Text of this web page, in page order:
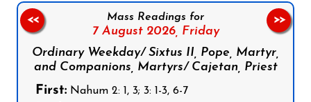
Mass Readings for
7 August 2026, Friday
Ordinary Weekday/ Sixtus II, Pope, Martyr,
and Companions, Martyrs/ Cajetan, Priest
First: Nahum 2: 1, 3; 3: 1-3, 6-7
<< >>